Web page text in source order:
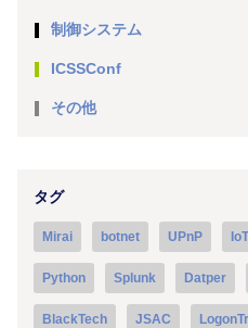
制御システム
ICSSConf
その他
タグ
Mirai botnet UPnP IoT
Python Splunk Datper
BlackTech JSAC